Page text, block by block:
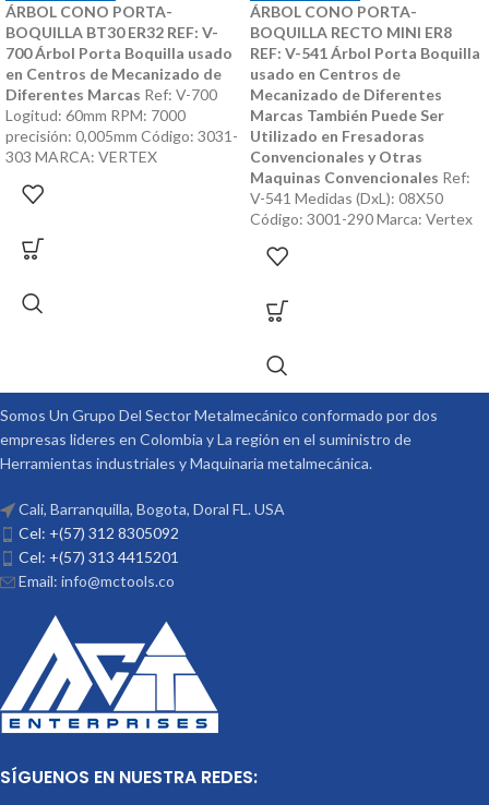
ÁRBOL CONO PORTA-
BOQUILLA BT30 ER32 REF: V-
700Árbol Porta Boquilla usado
en Centros de Mecanizado de
Diferentes Marcas Ref: V-700
Logitud: 60mm RPM: 7000
precisión: 0,005mm Código: 3031-
303 MARCA: VERTEX
ÁRBOL CONO PORTA-
BOQUILLA RECTO MINI ER8
REF: V-541Árbol Porta Boquilla
usado en Centros de
Mecanizado de Diferentes
Marcas También Puede Ser
Utilizado en Fresadoras
Convencionales y Otras
Maquinas Convencionales Ref:
V-541 Medidas (DxL): 08X50
Código: 3001-290 Marca: Vertex
Somos Un Grupo Del Sector Metalmecánico conformado por dos
empresas lideres en Colombia y La región en el suministro de
Herramientas industriales y Maquinaria metalmecánica.
Cali, Barranquilla, Bogota, Doral FL. USA
Cel: +(57) 312 8305092
Cel: +(57) 313 4415201
Email: info@mctools.co
SÍGUENOS EN NUESTRA REDES: